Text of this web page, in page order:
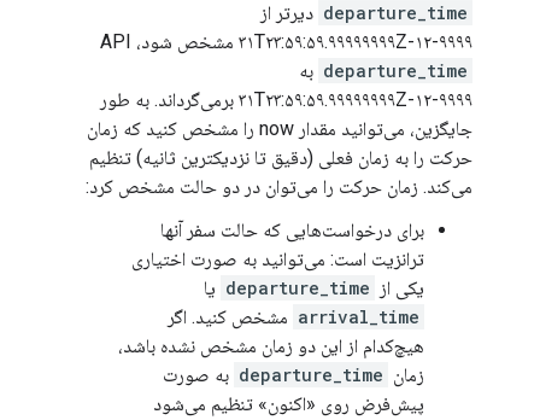
departure_time دیرتر از
۹۹۹۹-۱۲-۳۱T۲۳:۵۹:۵۹.۹۹۹۹۹۹۹۹Z مشخص شود، API
departure_time به
۹۹۹۹-۱۲-۳۱T۲۳:۵۹:۵۹.۹۹۹۹۹۹۹۹Z برمی‌گرداند. به طور
جایگزین، می‌توانید مقدار now را مشخص کنید که زمان
حرکت را به زمان فعلی (دقیق تا نزدیکترین ثانیه) تنظیم
می‌کند. زمان حرکت را می‌توان در دو حالت مشخص کرد:
برای درخواست‌هایی که حالت سفر آنها
ترانزیت است: می‌توانید به صورت اختیاری
یکی از departure_time یا
arrival_time مشخص کنید. اگر
هیچ‌کدام از این دو زمان مشخص نشده باشد،
زمان departure_time به صورت
پیش‌فرض روی «اکنون» تنظیم می‌شود